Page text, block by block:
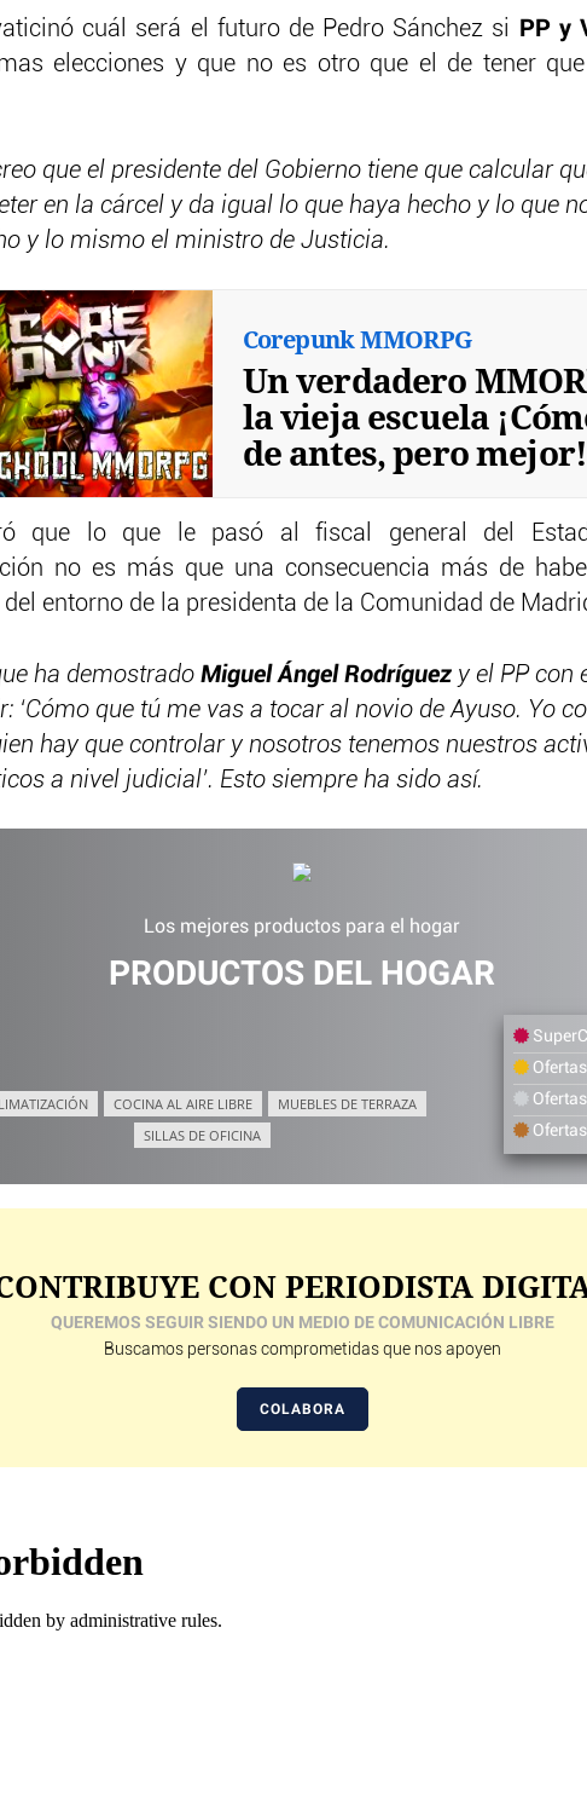
cuál será el futuro de Pedro Sánchez si PP y
elecciones y que no es otro que el de tener
que el presidente del Gobierno tiene que calcular
en la cárcel y da igual lo que haya hecho y lo que
y lo mismo el ministro de Justicia.
Corepunk MMORPG
Un verdadero
la vieja escuela
de antes, pero mejor!
que lo que le pasó al fiscal general del
no es más que una consecuencia más de
entorno de la presidenta de la Comunidad de
ha demostrado Miguel Ángel Rodríguez y el PP con
‘Cómo que tú me vas a tocar al novio de Ayuso. Yo
hay que controlar y nosotros tenemos nuestros
a nivel judicial’. Esto siempre ha sido así.
Los mejores productos para el hogar
PRODUCTOS DEL HOGAR
COCINA AL AIRE LIBRE
MUEBLES DE TERRAZA
SILLAS DE OFICINA
CON PERIODISTA
QUEREMOS SEGUIR SIENDO UN MEDIO DE COMUNICACIÓN LIBRE
Buscamos personas comprometidas que nos apoyen
COLABORA